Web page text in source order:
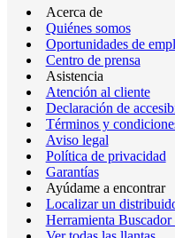
Acerca de
Quiénes somos
Oportunidades de
Centro de prensa
Asistencia
Atención al cliente
Declaración de
Términos y
Aviso legal
Política de privacidad
Garantías
Ayúdame a encontrar
Localizar un
Herramienta Buscador